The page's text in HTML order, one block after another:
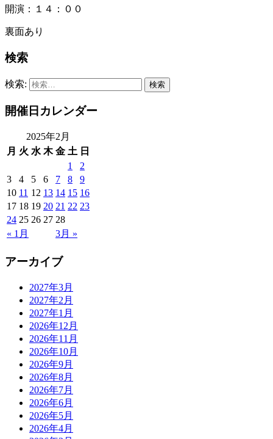
開演：１４：００
裏面あり
検索
検索:
開催日カレンダー
2025年2月
月 火 水 木 金 土 日
« 1月 3月 »
1
2
3
4 5 6 7 8
9
10 11 12 13 14 15 16
17 18 19 20 21 22 23
24 25 26 27 28
アーカイブ
2027年3月
2027年2月
2027年1月
2026年12月
2026年11月
2026年10月
2026年9月
2026年8月
2026年7月
2026年6月
2026年5月
2026年4月